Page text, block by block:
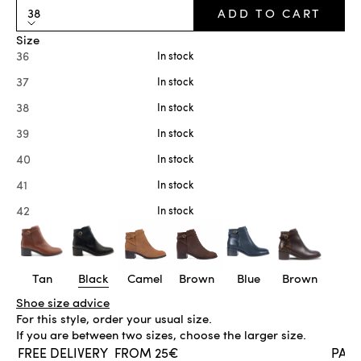
Tan Black Camel Brown Blue Brown
38
Size
36
In stock
37 In stock
38 In stock
39 In stock
40 In stock
41 In stock
42 In stock
ADD TO CART
Shoe size advice
For this style, order your usual size.
If you are between two sizes, choose the larger size.
IN STOCK
PAYMENT IN 3X, 4X